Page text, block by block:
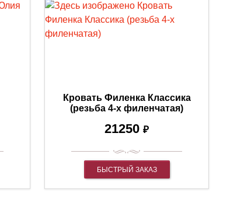
Кровать Филенка Классика
(резьба 4-х филенчатая)
21250 ₽
БЫСТРЫЙ ЗАКАЗ